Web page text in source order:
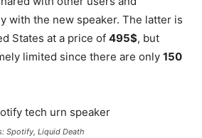
with the new speaker. The latter is
States at a price of 495$, but
limited since there are only 150
Spotify, Liquid Death